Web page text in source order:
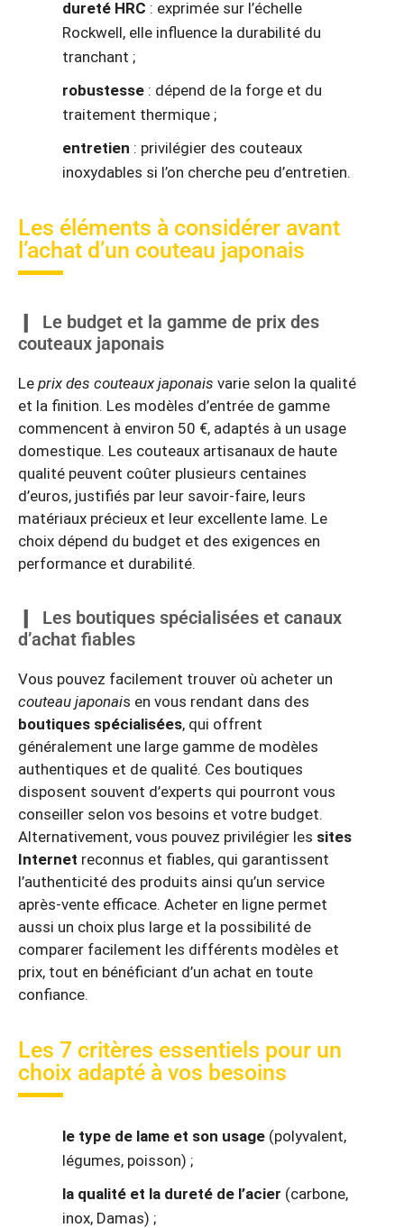
dureté HRC : exprimée sur l’échelle
Rockwell, elle influence la durabilité du
tranchant ;
robustesse : dépend de la forge et du
traitement thermique ;
entretien : privilégier des couteaux
inoxydables si l’on cherche peu d’entretien.
Les éléments à considérer avant
l’achat d’un couteau japonais
Le budget et la gamme de prix des
couteaux japonais
Le prix des couteaux japonais varie selon la qualité
et la finition. Les modèles d’entrée de gamme
commencent à environ 50 €, adaptés à un usage
domestique. Les couteaux artisanaux de haute
qualité peuvent coûter plusieurs centaines
d’euros, justifiés par leur savoir-faire, leurs
matériaux précieux et leur excellente lame. Le
choix dépend du budget et des exigences en
performance et durabilité.
Les boutiques spécialisées et canaux
d’achat fiables
Vous pouvez facilement trouver où acheter un
couteau japonais en vous rendant dans des
boutiques spécialisées, qui offrent
généralement une large gamme de modèles
authentiques et de qualité. Ces boutiques
disposent souvent d’experts qui pourront vous
conseiller selon vos besoins et votre budget.
Alternativement, vous pouvez privilégier les sites
Internet reconnus et fiables, qui garantissent
l’authenticité des produits ainsi qu’un service
après-vente efficace. Acheter en ligne permet
aussi un choix plus large et la possibilité de
comparer facilement les différents modèles et
prix, tout en bénéficiant d’un achat en toute
confiance.
Les 7 critères essentiels pour un
choix adapté à vos besoins
le type de lame et son usage (polyvalent,
légumes, poisson) ;
la qualité et la dureté de l’acier (carbone,
inox, Damas) ;